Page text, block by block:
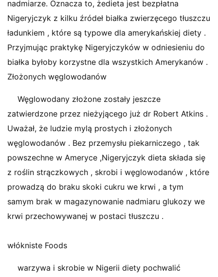
nadmiarze. Oznacza to, żedieta jest bezpłatna
Nigeryjczyk z kilku źródeł białka zwierzęcego tłuszczu
ładunkiem , które są typowe dla amerykańskiej diety .
Przyjmując praktykę Nigeryjczyków w odniesieniu do
białka byłoby korzystne dla wszystkich Amerykanów .
Złożonych węglowodanów
Węglowodany złożone zostały jeszcze
zatwierdzone przez nieżyjącego już dr Robert Atkins .
Uważał, że ludzie mylą prostych i złożonych
węglowodanów . Bez przemysłu piekarniczego , tak
powszechne w Ameryce ,Nigeryjczyk dieta składa się
z roślin strączkowych , skrobi i węglowodanów , które
prowadzą do braku skoki cukru we krwi , a tym
samym brak w magazynowanie nadmiaru glukozy we
krwi przechowywanej w postaci tłuszczu .
włókniste Foods
warzywa i skrobie w Nigerii diety pochwalić